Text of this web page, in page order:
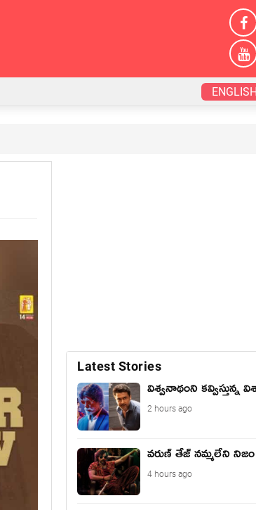
ENGLISH
Latest Stories
విశ్వనాథంని కవ్విస్తున్న
2 hours ago
వరుణ్ తేజ్ నమ్మలేని
4 hours ago